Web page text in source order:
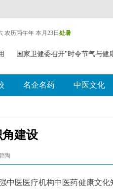
农历丙午年 本月23日 处暑
国家卫健委召开"时令节气与健
名企名药 中医文化
建设
陶
中医医疗机构中医药健康文化